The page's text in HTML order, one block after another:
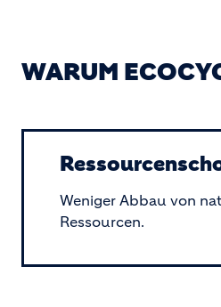
WARUM
Weniger Abbau von
Ressourcen.